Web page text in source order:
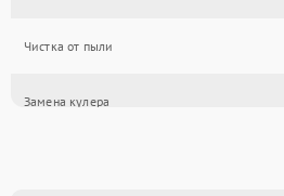
Чистка от пыли
Замена кулера